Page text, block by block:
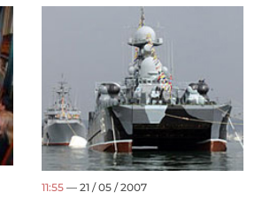
11:55 — 21 / 05 / 2007